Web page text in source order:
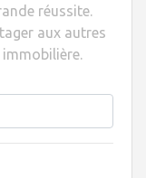
réussite.
aux autres